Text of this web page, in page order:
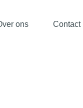
ons Contact